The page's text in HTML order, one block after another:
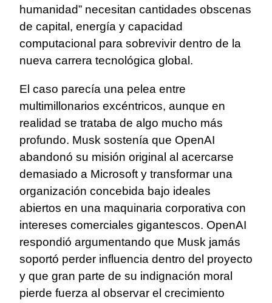
humanidad” necesitan cantidades obscenas
de capital, energía y capacidad
computacional para sobrevivir dentro de la
nueva carrera tecnológica global.
El caso parecía una pelea entre
multimillonarios excéntricos, aunque en
realidad se trataba de algo mucho más
profundo. Musk sostenía que OpenAI
abandonó su misión original al acercarse
demasiado a Microsoft y transformar una
organización concebida bajo ideales
abiertos en una maquinaria corporativa con
intereses comerciales gigantescos. OpenAI
respondió argumentando que Musk jamás
soportó perder influencia dentro del proyecto
y que gran parte de su indignación moral
pierde fuerza al observar el crecimiento